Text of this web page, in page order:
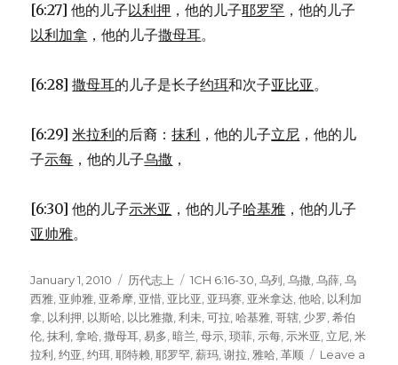
[6:27] 他的儿子以利押 ，他的儿子耶罗罕 ，他的儿子
以利加拿 ，他的儿子撒母耳。
[6:28]撒母耳的儿子是长子约珥和次子亚比亚。
[6:29]米拉利的后裔：抹利 ，他的儿子立尼 ，他的儿
子示每 ，他的儿子乌撒 ，
[6:30] 他的儿子示米亚 ，他的儿子哈基雅 ，他的儿子
亚帅雅。
Posted
on
January 1, 2010 Categories
历代志上 Tags
1CH 6:16-30 ,乌列 ,乌撒 ,乌薛 ,乌
西雅 亚帅雅 亚希摩 亚惜 亚比亚 亚玛赛 亚米拿达 ,他哈 以利加
拿 以利押 以斯哈 以比雅撒 ,利未 ,可拉 ,哈基雅 ,哥辖 少罗 ,希伯
伦 ,抹利 ,拿哈 ,撒母耳 ,易多 ,暗兰 ,母示 ,琐菲 示每 示米亚 立尼 ,米
拉利 ,约亚 ,约珥 ,耶特赖 ,耶罗罕 ,薪玛 ,谢拉 雅哈 ,革顺
Leave a